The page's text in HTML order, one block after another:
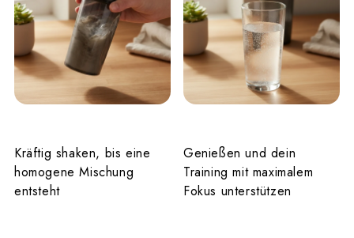
Kräftig shaken, bis eine
homogene Mischung
entsteht
Genießen und dein
Training mit maximalem
Fokus unterstützen